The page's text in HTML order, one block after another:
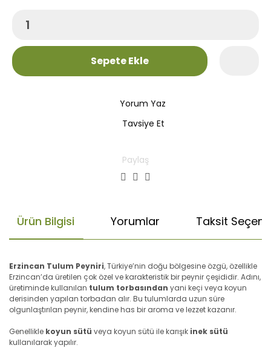
Sepete Ekle
Yorum Yaz
Tavsiye Et
Paylaş
Ürün Bilgisi Yorumlar Taksit
Erzincan Tulum Peyniri, Türkiye’nin doğu bölgesine özgü, özellikle
Erzincan’da üretilen çok özel ve karakteristik bir peynir çeşididir. Adını,
üretiminde kullanılan tulum torbasından yani keçi veya koyun
derisinden yapılan torbadan alır. Bu tulumlarda uzun süre
olgunlaştırılan peynir, kendine has bir aroma ve lezzet kazanır.
Genellikle koyun sütü veya koyun sütü ile karışık inek sütü
kullanılarak yapılır.